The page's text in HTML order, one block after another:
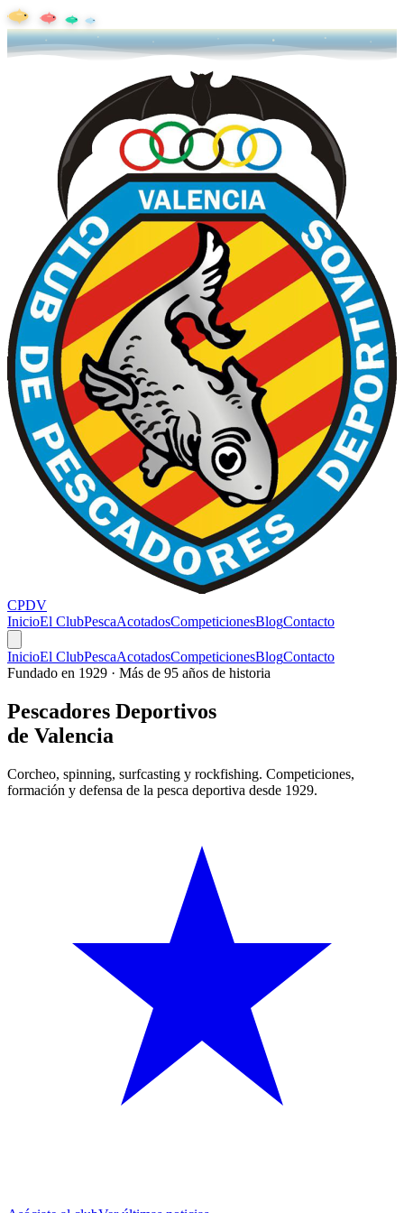
CPDV
InicioEl ClubPescaAcotadosCompeticionesBlogContacto
InicioEl ClubPescaAcotadosCompeticionesBlogContacto
Fundado en 1929 · Más de 95 años de historia
Pescadores Deportivos
de Valencia
Corcheo, spinning, surfcasting y rockfishing. Competiciones,
formación y defensa de la pesca deportiva desde 1929.